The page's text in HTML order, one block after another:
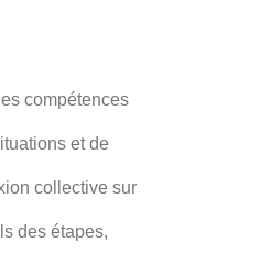
compétences
et de
collective sur
des étapes,